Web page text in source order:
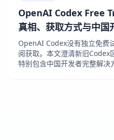
OpenAI Codex Free
真相、获取方式与中国
OpenAI Codex没有独立免费
阅获取。本文澄清新旧Codex
特别包含中国开发者完整解决